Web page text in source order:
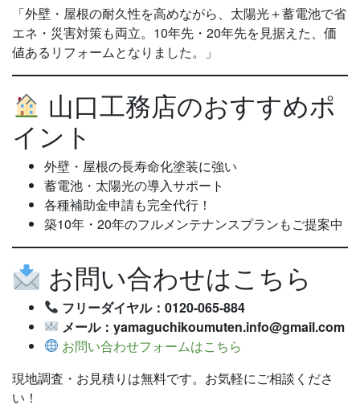
「外壁・屋根の耐久性を高めながら、太陽光＋蓄電池で省
エネ・災害対策も両立。10年先・20年先を見据えた、価
値あるリフォームとなりました。」
山口工務店のおすすめポ
イント
外壁・屋根の長寿命化塗装に強い
蓄電池・太陽光の導入サポート
各種補助金申請も完全代行！
築10年・20年のフルメンテナンスプランもご提案中
お問い合わせはこちら
フリーダイヤル：0120-065-884
メール：yamaguchikoumuten.info@gmail.com
お問い合わせフォームはこちら
現地調査・お見積りは無料です。お気軽にご相談くださ
い！